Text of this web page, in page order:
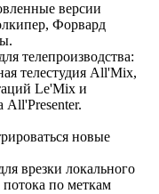
версии
Форвард
телепроизводства:
телестудия All'Mix,
Le'Mix и
All'Presenter.
новые
врезки локального
по меткам